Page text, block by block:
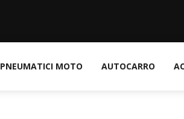
PNEUMATICI MOTO AUTOCARRO